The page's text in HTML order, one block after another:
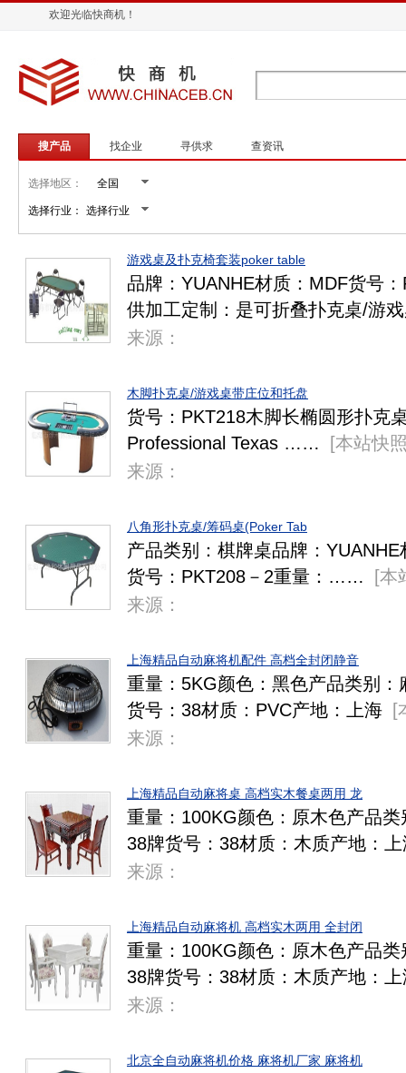
欢迎光临快商机！
搜产品 找企业 寻供求 查资讯
选择地区：
选择行业：
游戏桌及扑克椅套装poker table
品牌：YUANHE材质：MDF货号
供加工定制：是可折叠扑克桌/游
来源：
木脚扑克桌/游戏桌带庄位和托盘
货号：PKT218木脚长椭圆形扑克
Professional Texas ……
[本站快
来源：
八角形扑克桌/筹码桌(Poker Tab
产品类别：棋牌桌品牌：
货号：PKT208－2重量：……
[本
来源：
上海精品自动麻将机配件 高档全封闭静音
重量：5KG颜色：黑色产品类别
货号：38材质：PVC产地：上海
[
来源：
上海精品自动麻将桌 高档实木餐桌两用 龙
重量：100KG颜色：原木色产品
38牌货号：38材质：木质产地：上
来源：
上海精品自动麻将机 高档实木两用 全封闭
重量：100KG颜色：原木色产品
38牌货号：38材质：木质产地：
来源：
北京全自动麻将机价格 麻将机厂家 麻将机